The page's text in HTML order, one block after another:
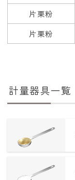
片栗粉
片栗粉
計量器具一覧